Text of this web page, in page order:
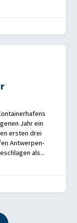
Jahr ein
ersten drei
Antwerpen-
als...